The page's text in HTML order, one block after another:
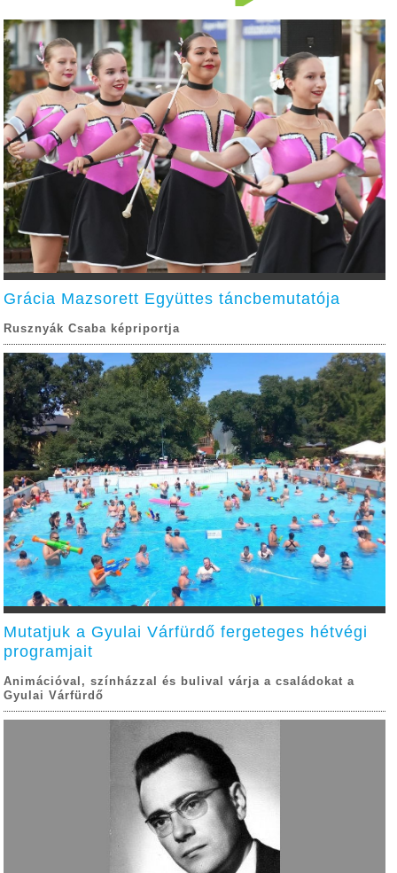
Grácia Mazsorett Együttes táncbemutatója
Rusznyák Csaba képriportja
Mutatjuk a Gyulai Várfürdő fergeteges hétvégi
programjait
Animációval, színházzal és bulival várja a családokat a
Gyulai Várfürdő